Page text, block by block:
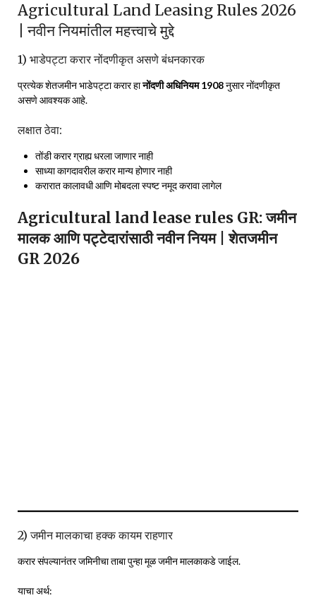
Agricultural Land Leasing Rules 2026
| नवीन नियमांतील महत्त्वाचे मुद्दे
1) भाडेपट्टा करार नोंदणीकृत असणे बंधनकारक
प्रत्येक शेतजमीन भाडेपट्टा करार हानोंदणी अधिनियम 1908नुसार नोंदणीकृत
असणे आवश्यक आहे.
लक्षात ठेवा:
तोंडी करार ग्राह्य धरला जाणार नाही
साध्या कागदावरील करार मान्य होणार नाही
करारात कालावधी आणि मोबदला स्पष्ट नमूद करावा लागेल
Agricultural land lease rules GR: जमीन
मालक आणि पट्टेदारांसाठी नवीन नियम | शेतजमीन
GR 2026
2) जमीन मालकाचा हक्क कायम राहणार
करार संपल्यानंतर जमिनीचा ताबा पुन्हा मूळ जमीन मालकाकडे जाईल.
याचा अर्थ: